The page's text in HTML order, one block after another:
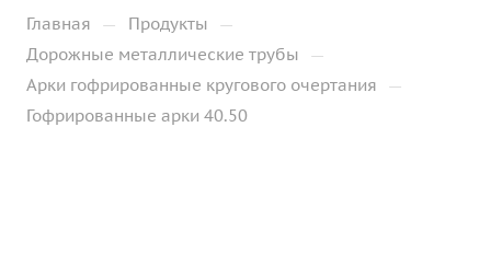
Главная — Продукты —
Дорожные металлические трубы —
Арки гофрированные кругового очертания —
Гофрированные арки 40.50